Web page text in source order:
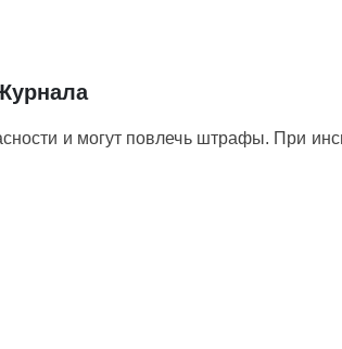
и могут повлечь штрафы. При